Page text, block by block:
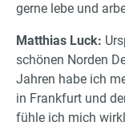
gerne lebe und
Matthias Luck:
schönen Norden
Jahren habe ich
in Frankfurt und
fühle ich mich